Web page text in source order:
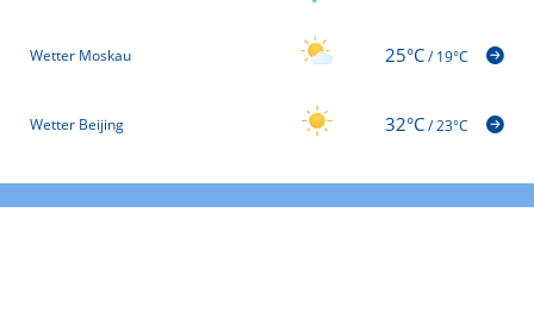
Wetter Moskau 25°C/19°C
Wetter Beijing 32°C/23°C